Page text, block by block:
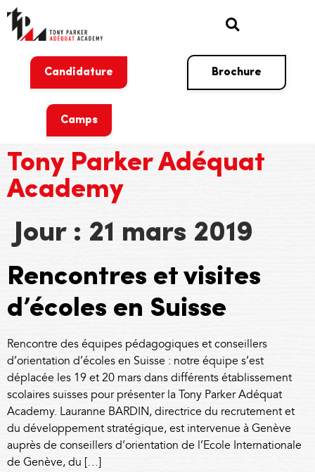
Candidature Brochure
Camps
Tony Parker Adéquat
Academy
Jour : 21 mars 2019
Rencontres et visites
d’écoles en Suisse
Rencontre des équipes pédagogiques et conseillers
d’orientation d’écoles en Suisse : notre équipe s’est
déplacée les 19 et 20 mars dans différents établissement
scolaires suisses pour présenter la Tony Parker Adéquat
Academy. Lauranne BARDIN, directrice du recrutement et
du développement stratégique, est intervenue à Genève
auprès de conseillers d’orientation de l’Ecole Internationale
de Genève, du […]